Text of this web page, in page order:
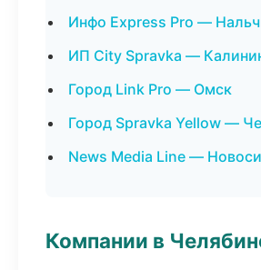
Инфо Express Pro —
ИП City Spravka —
Город Link Pro — Омск
Город Spravka Yellow —
News Media Line —
Компании в